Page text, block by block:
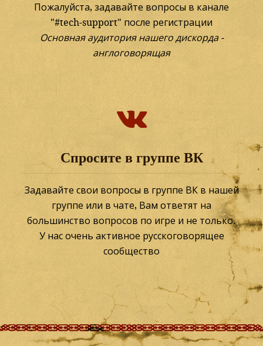
Пожалуйста, задавайте вопросы в канале
"#tech-support" после регистрации
Основная аудитория нашего дискорда -
англоговорящая
Спросите в группе ВК
Задавайте свои вопросы в группе ВК в нашей
группе или в чате, Вам ответят на
большинство вопросов по игре и не только.
У нас очень активное русскоговорящее
сообщество